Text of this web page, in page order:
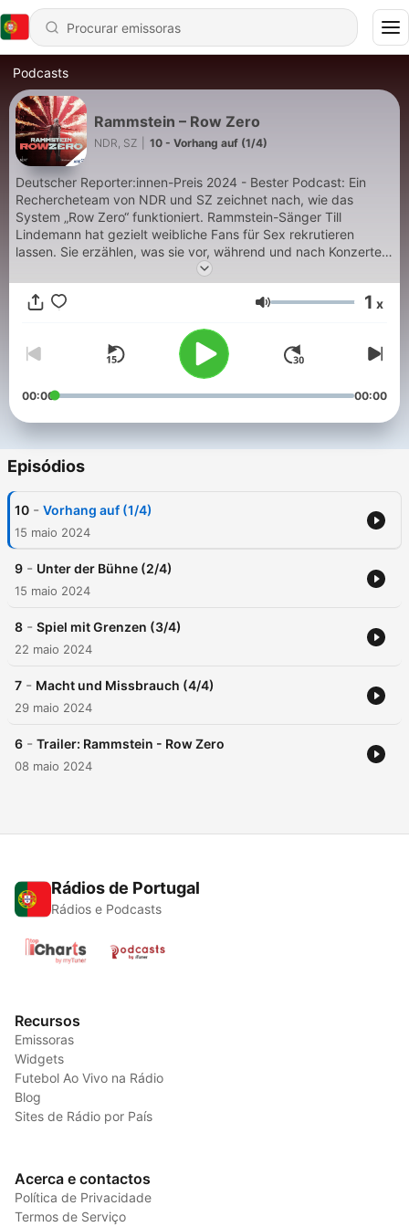
Podcasts
Rammstein – Row Zero
NDR, SZ 10 - Vorhang auf (1/4)
Deutscher Reporter:innen-Preis 2024 - Bester Podcast: Ein
Rechercheteam von NDR und SZ zeichnet nach, wie das
System „Row Zero“ funktioniert. Rammstein-Sänger Till
Lindemann hat gezielt weibliche Fans für Sex rekrutieren
lassen. Sie erzählen, was sie vor, während und nach Konzerten
erlebt haben. Es geht um Macht und Missbrauch. Und um die
Frage, ob Lindemann seinen Status als Superstar ausgenutzt
hat. Er bestreitet das. In einer früheren Version des Podcast
aus Urheberrechtsgründen an einigen Stellen ersetzen.
Volume 1 x
00:00 00:00
Episódios
10 - Vorhang auf (1/4)
15 maio 2024
9 - Unter der Bühne (2/4)
15 maio 2024
8 - Spiel mit Grenzen (3/4)
22 maio 2024
7 - Macht und Missbrauch (4/4)
29 maio 2024
6 - Trailer: Rammstein - Row Zero
08 maio 2024
Rádios de Portugal
Rádios e Podcasts
Recursos
Emissoras
Widgets
Futebol Ao Vivo na Rádio
Blog
Sites de Rádio por País
Acerca e contactos
Política de Privacidade
Termos de Serviço